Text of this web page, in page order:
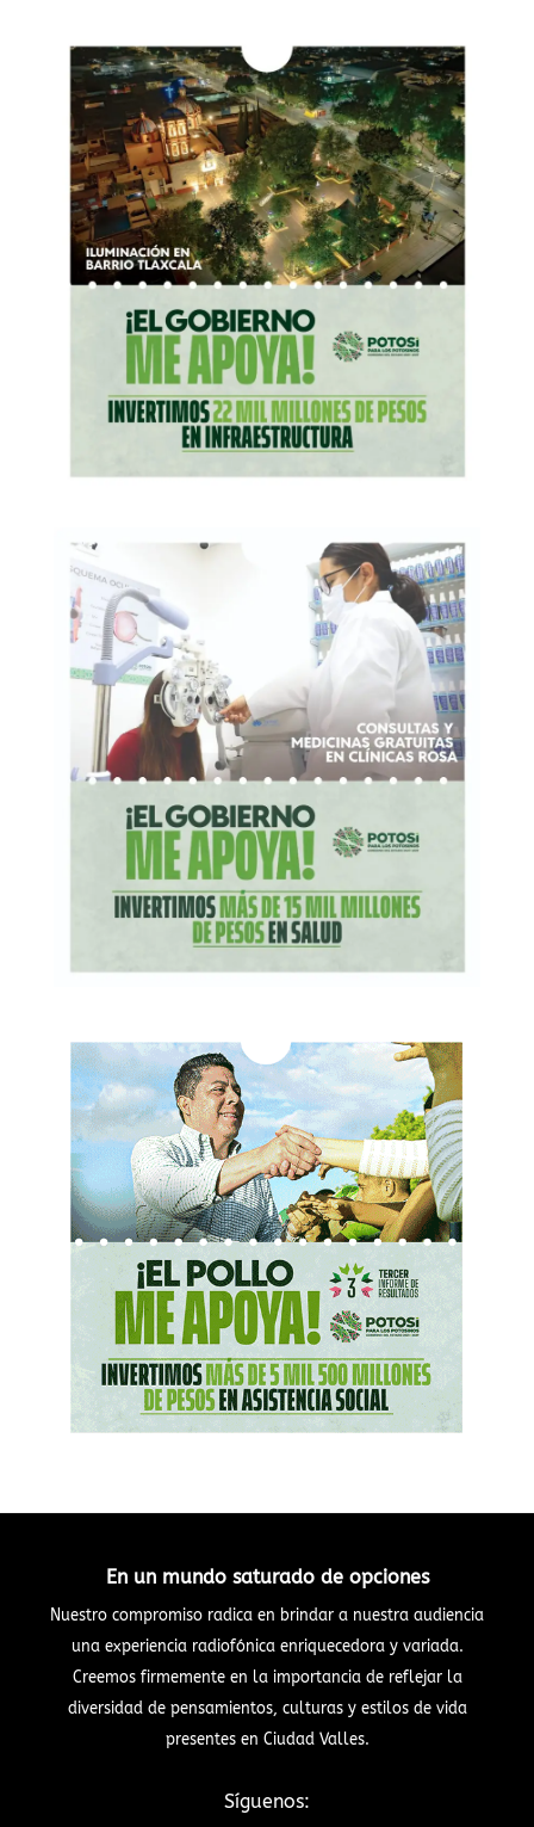
En un mundo saturado de opciones
Nuestro compromiso radica en brindar a nuestra audiencia
una experiencia radiofónica enriquecedora y variada.
Creemos firmemente en la importancia de reflejar la
diversidad de pensamientos, culturas y estilos de vida
presentes en Ciudad Valles.
Síguenos: